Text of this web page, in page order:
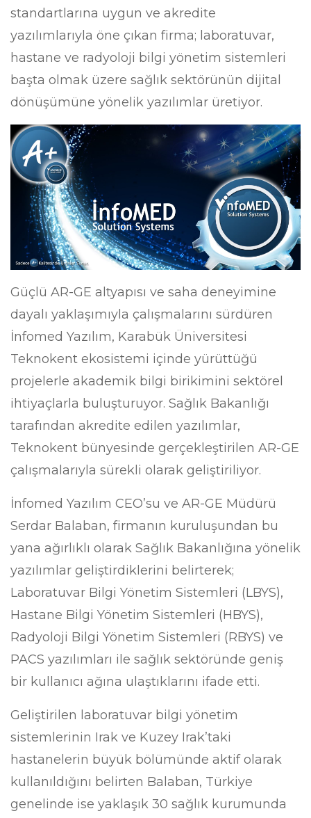
standartlarına uygun ve akredite
yazılımlarıyla öne çıkan firma; laboratuvar,
hastane ve radyoloji bilgi yönetim sistemleri
başta olmak üzere sağlık sektörünün dijital
dönüşümüne yönelik yazılımlar üretiyor.
Güçlü AR-GE altyapısı ve saha deneyimine
dayalı yaklaşımıyla çalışmalarını sürdüren
İnfomed Yazılım, Karabük Üniversitesi
Teknokent ekosistemi içinde yürüttüğü
projelerle akademik bilgi birikimini sektörel
ihtiyaçlarla buluşturuyor. Sağlık Bakanlığı
tarafından akredite edilen yazılımlar,
Teknokent bünyesinde gerçekleştirilen AR-GE
çalışmalarıyla sürekli olarak geliştiriliyor.
İnfomed Yazılım CEO’su ve AR-GE Müdürü
Serdar Balaban, firmanın kuruluşundan bu
yana ağırlıklı olarak Sağlık Bakanlığına yönelik
yazılımlar geliştirdiklerini belirterek;
Laboratuvar Bilgi Yönetim Sistemleri (LBYS),
Hastane Bilgi Yönetim Sistemleri (HBYS),
Radyoloji Bilgi Yönetim Sistemleri (RBYS) ve
PACS yazılımları ile sağlık sektöründe geniş
bir kullanıcı ağına ulaştıklarını ifade etti.
Geliştirilen laboratuvar bilgi yönetim
sistemlerinin Irak ve Kuzey Irak’taki
hastanelerin büyük bölümünde aktif olarak
kullanıldığını belirten Balaban, Türkiye
genelinde ise yaklaşık 30 sağlık kurumunda